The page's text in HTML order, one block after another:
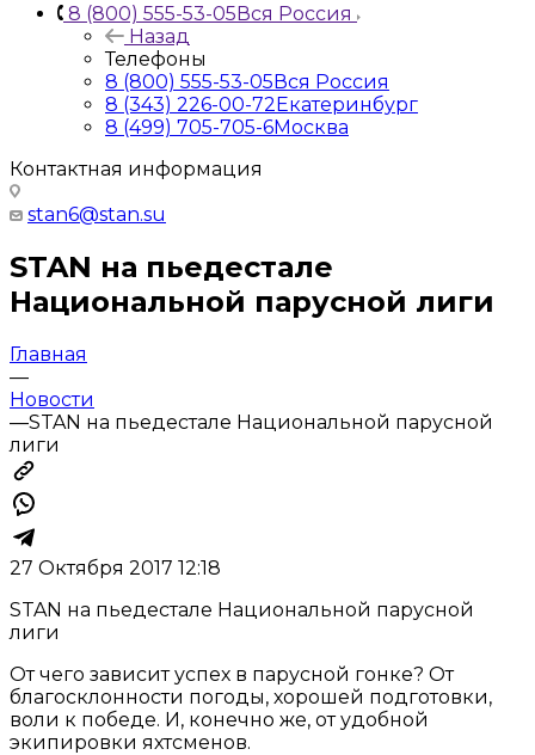
8 (800) 555-53-05Вся Россия
Назад
Телефоны
8 (800) 555-53-05Вся Россия
8 (343) 226-00-72Екатеринбург
8 (499) 705-705-6Москва
Контактная информация
stan6@stan.su
STAN на пьедестале
Национальной парусной лиги
Главная
—
Новости
—STAN на пьедестале Национальной парусной
лиги
27 Октября 2017 12:18
STAN на пьедестале Национальной парусной
лиги
От чего зависит успех в парусной гонке? От
благосклонности погоды, хорошей подготовки,
воли к победе. И, конечно же, от удобной
экипировки яхтсменов.